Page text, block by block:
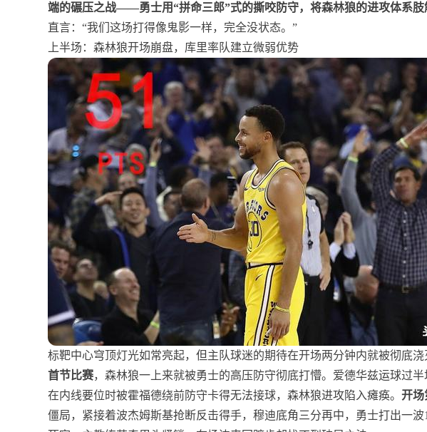
端的碾压之战——勇士用“拼命三郎”式的撕咬防守，将森林狼的进攻体系肢
直言：“我们这场打得像鬼影一样，完全没状态。”
上半场：森林狼开场崩盘，库里率队建立微弱优势
标靶中心穹顶灯光如常亮起，但主队球迷的期待在开场两分钟内就被彻底浇
首节比赛，森林狼一上来就被勇士的高压防守彻底打懵。爱德华兹运球过
在内线要位时被霍福德绕前防守卡得无法接球，森林狼进攻陷入瘫痪。开场
僵局，紧接着波杰姆斯基抢断反击得手，穆迪底角三分再中，勇士打出一